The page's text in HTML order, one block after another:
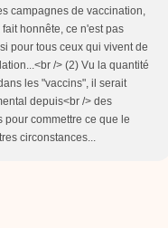
campagnes de vaccination,
honnête, ce n'est pas
pour tous ceux qui vivent de
/> (2) Vu la quantité
les "vaccins", il serait
depuis<br /> des
commettre ce que le
circonstances...